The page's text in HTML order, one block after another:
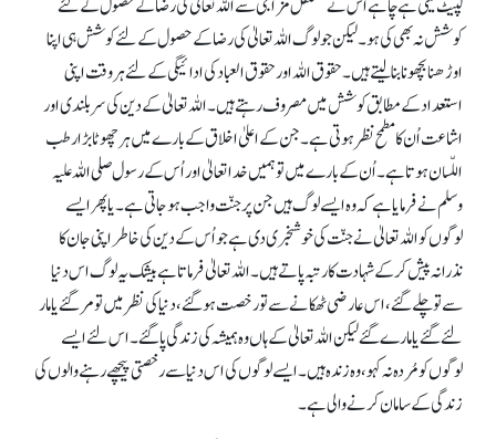
لپیٹ لیتی ہے چاہے اُس نے مستقل مزاجی سے اللہ تعالیٰ کی رضا کے حصول کے لئے
کوشش نہ بھی کی ہو۔ لیکن جو لوگ اللہ تعالیٰ کی رضا کے حصول کے لئے کوشش ہی اپنا
اوڑھنا بچھونا بنا لیتے ہیں۔ حقوق اللہ اور حقوق العباد کی ادائیگی کے لئے ہر وقت اپنی
استعداد کے مطابق کوشش میں مصروف رہتے ہیں۔ اللہ تعالیٰ کے دین کی سربلندی اور
اشاعت اُن کا مطمح نظر ہوتی ہے۔ جن کے اعلیٰ اخلاق کے بارے میں ہر چھوٹا بڑا رطب
اللّسان ہوتا ہے۔ اُن کے بارے میں تو ہمیں خدا تعالیٰ اور اُس کے رسول صلی اللہ علیہ
وسلم نے فرمایا ہے کہ وہ ایسے لوگ ہیں جن پر جنّت واجب ہو جاتی ہے۔ یا پھر ایسے
لوگوں کو اللہ تعالیٰ نے جنّت کی خوشخبری دی ہے جو اُس کے دین کی خاطر اپنی جان کا
نذرانہ پیش کر کے شہادت کا رتبہ پاتے ہیں۔ اللہ تعالیٰ فرماتا ہے بیشک یہ لوگ اس دنیا
سے تو چلے گئے، اس عارضی ٹھکانے سے تو رخصت ہو گئے، دنیا کی نظر میں تو مر گئے یا مار
لئے گئے یا مارے گئے لیکن اللہ تعالیٰ کے ہاں وہ ہمیشہ کی زندگی پا گئے۔ اس لئے ایسے
لوگوں کومُردہ نہ کہو، وہ زندہ ہیں۔ ایسے لوگوں کی اس دنیا سے رخصتی پیچھے رہنے والوں کی
زندگی کے سامان کرنے والی ہے۔